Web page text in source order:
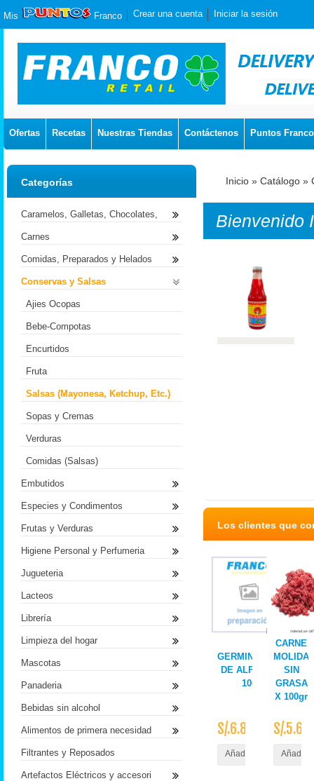
Mis Franco Crear una cuenta Iniciar la sesión
Ofertas Recetas Nuestras Tiendas Contáctenos Puntos Franco
Inicio » Catálogo »
Bienvenido
Los clientes que
AYLLU
GERMINADOS/
DE ALFALFA/TRIGO
100G TAPER
S/.6.80
Añadir al Carrito
CARNE
MOLIDA
SIN
GRASA
X 100gr
S/.5.68
Añadir
Categorías
Caramelos, Galletas, Chocolates,
Carnes
Comidas, Preparados y Helados
Conservas y Salsas
Ajies Ocopas
Bebe-Compotas
Encurtidos
Fruta
Salsas (Mayonesa, Ketchup, Etc.)
Sopas y Cremas
Verduras
Comidas (Salsas)
Embutidos
Especies y Condimentos
Frutas y Verduras
Higiene Personal y Perfumeria
Jugueteria
Lacteos
Librería
Limpieza del hogar
Mascotas
Panaderia
Bebidas sin alcohol
Alimentos de primera necesidad
Filtrantes y Reposados
Artefactos Eléctricos y accesori